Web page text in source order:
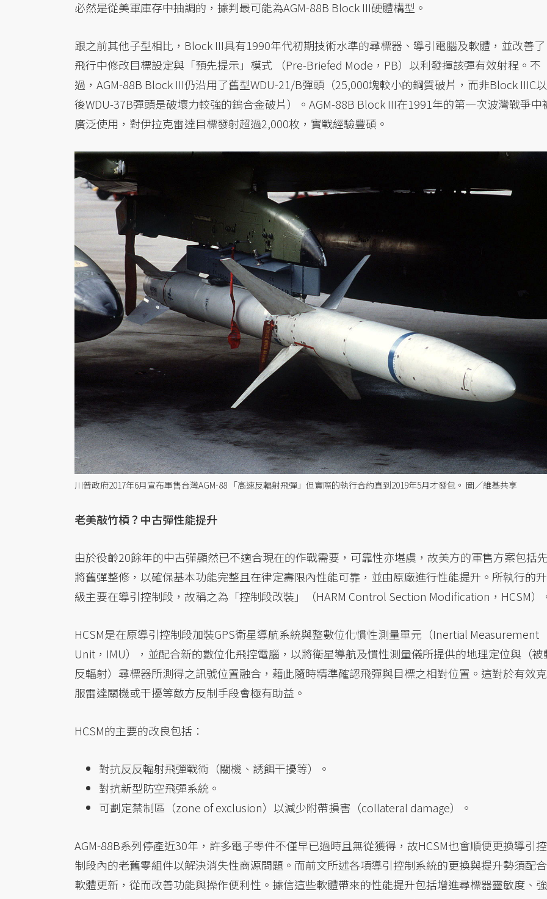
必然是從美軍庫存中抽調的，據判最可能為AGM-88B Block III硬體構型。
跟之前其他子型相比，Block III具有1990年代初期技術水準的尋標器、導引電腦及軟體，並改善了
飛行中修改目標設定與「預先提示」模式 （Pre-Briefed Mode，PB）以利發揮該彈有效射程。不
過，AGM-88B Block III仍沿用了舊型WDU-21/B彈頭（25,000塊較小的鋼質破片，而非Block IIIC以
後WDU-37B彈頭是破壞力較強的鎢合金破片）。AGM-88B Block III在1991年的第一次波灣戰爭中
廣泛使用，對伊拉克雷達目標發射超過2,000枚，實戰經驗豐碩。
川普政府2017年6月宣布軍售台灣AGM-88 「高速反輻射飛彈」但實際的執行合約直到2019年5月才發包。 圖／維基共享
老美敲竹槓？中古彈性能提升
由於役齡20餘年的中古彈顯然已不適合現在的作戰需要，可靠性亦堪虞，故美方的軍售方案包括
將舊彈整修，以確保基本功能完整且在律定壽限內性能可靠，並由原廠進行性能提升。所執行的升
級主要在導引控制段，故稱之為「控制段改裝」（HARM Control Section Modification，HCSM）
HCSM是在原導引控制段加裝GPS衛星導航系統與整數位化慣性測量單元（Inertial Measurement
Unit，IMU），並配合新的數位化飛控電腦，以將衛星導航及慣性測量儀所提供的地理定位與（被
反輻射）尋標器所測得之訊號位置融合，藉此隨時精準確認飛彈與目標之相對位置。這對於有效克
服雷達關機或干擾等敵方反制手段會極有助益。
HCSM的主要的改良包括：
對抗反反輻射飛彈戰術（關機、誘餌干擾等）。
對抗新型防空飛彈系統。
可劃定禁制區（zone of exclusion）以減少附帶損害（collateral damage）。
AGM-88B系列停產近30年，許多電子零件不僅早已過時且無從獲得，故HCSM也會順便更換導引控
制段內的老舊零組件以解決消失性商源問題。而前文所述各項導引控制系統的更換與提升勢須配合
軟體更新，從而改善功能與操作便利性。據信這些軟體帶來的性能提升包括增進尋標器靈敏度、強